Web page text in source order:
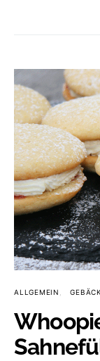
ALLGEMEIN